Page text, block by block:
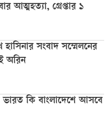
আত্মহত্যা, গ্রেপ্তার ১
হাসিনার সংবাদ সম্মেলনের
অরিন
ভারত কি বাংলাদেশে আসবে